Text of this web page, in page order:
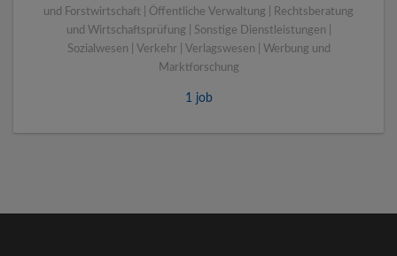
und Forstwirtschaft | Öffentliche Verwaltung | Rechtsberatung
und Wirtschaftsprüfung | Sonstige Dienstleistungen |
Sozialwesen | Verkehr | Verlagswesen | Werbung und
Marktforschung
1 job